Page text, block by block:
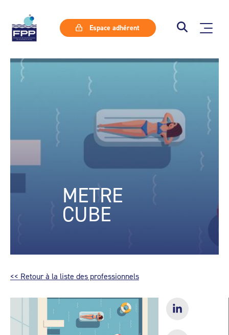
Espace adhérent
METRE
CUBE
<< Retour à la liste des professionnels